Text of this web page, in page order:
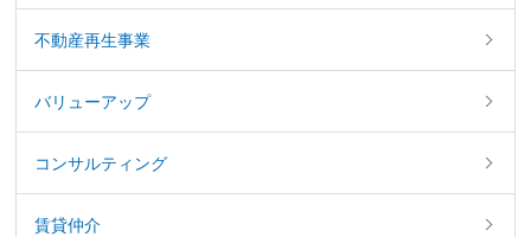
不動産再生事業
バリューアップ
コンサルティング
賃貸仲介